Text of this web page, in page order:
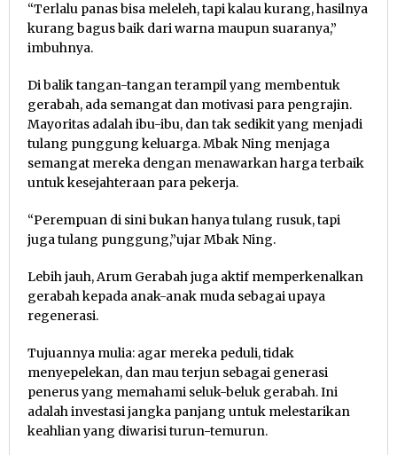
“Terlalu panas bisa meleleh, tapi kalau kurang, hasilnya
kurang bagus baik dari warna maupun suaranya,”
imbuhnya.
Di balik tangan-tangan terampil yang membentuk
gerabah, ada semangat dan motivasi para pengrajin.
Mayoritas adalah ibu-ibu, dan tak sedikit yang menjadi
tulang punggung keluarga. Mbak Ning menjaga
semangat mereka dengan menawarkan harga terbaik
untuk kesejahteraan para pekerja.
“Perempuan di sini bukan hanya tulang rusuk, tapi
juga tulang punggung,”ujar Mbak Ning.
Lebih jauh, Arum Gerabah juga aktif memperkenalkan
gerabah kepada anak-anak muda sebagai upaya
regenerasi.
Tujuannya mulia: agar mereka peduli, tidak
menyepelekan, dan mau terjun sebagai generasi
penerus yang memahami seluk-beluk gerabah. Ini
adalah investasi jangka panjang untuk melestarikan
keahlian yang diwarisi turun-temurun.